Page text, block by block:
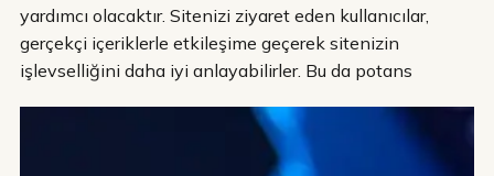
yardımcı olacaktır. Sitenizi ziyaret eden kullanıcılar,
gerçekçi içeriklerle etkileşime geçerek sitenizin
işlevselliğini daha iyi anlayabilirler. Bu da potans